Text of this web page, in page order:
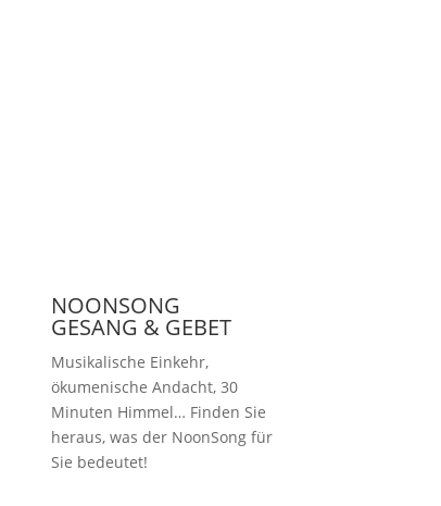
NOONSONG
GESANG & GEBET
Musikalische Einkehr,
ökumenische Andacht, 30
Minuten Himmel… Finden Sie
heraus, was der NoonSong für
Sie bedeutet!